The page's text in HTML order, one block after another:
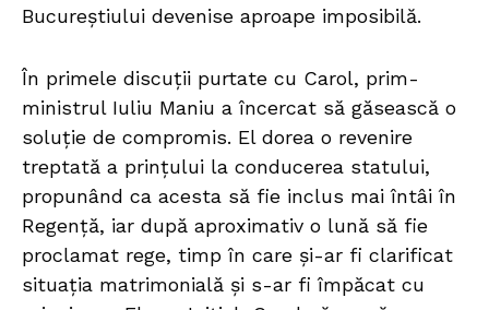
Bucureștiului devenise aproape imposibilă.
În primele discuții purtate cu Carol, prim-
ministrul Iuliu Maniu a încercat să găsească o
soluție de compromis. El dorea o revenire
treptată a prințului la conducerea statului,
propunând ca acesta să fie inclus mai întâi în
Regență, iar după aproximativ o lună să fie
proclamat rege, timp în care și-ar fi clarificat
situația matrimonială și s-ar fi împăcat cu